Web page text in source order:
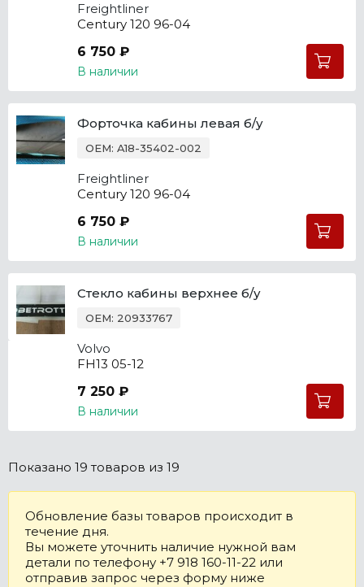
Freightliner
Century 120 96-04
6 750 ₽
В наличии
Форточка кабины левая б/у
OEM: A18-35402-002
Freightliner
Century 120 96-04
6 750 ₽
В наличии
Стекло кабины верхнее б/у
OEM: 20933767
Volvo
FH13 05-12
7 250 ₽
В наличии
Показано 19 товаров из 19
Обновление базы товаров происходит в
течение дня.
Вы можете уточнить наличие нужной вам
детали по телефону +7 918 160-11-22 или
отправив запрос через форму ниже